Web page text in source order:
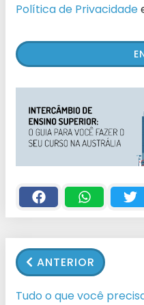
Política de Privacidade
ANTERIOR
Tudo o que você